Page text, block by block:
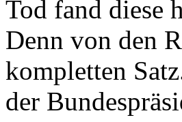
Tod fand diese
Denn von den
kompletten
der